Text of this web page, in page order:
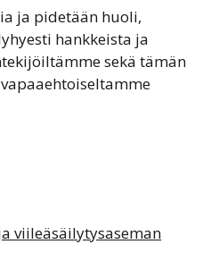
ja pidetään huoli,
hankkeista ja
sekä tämän
viileäsäilytysaseman